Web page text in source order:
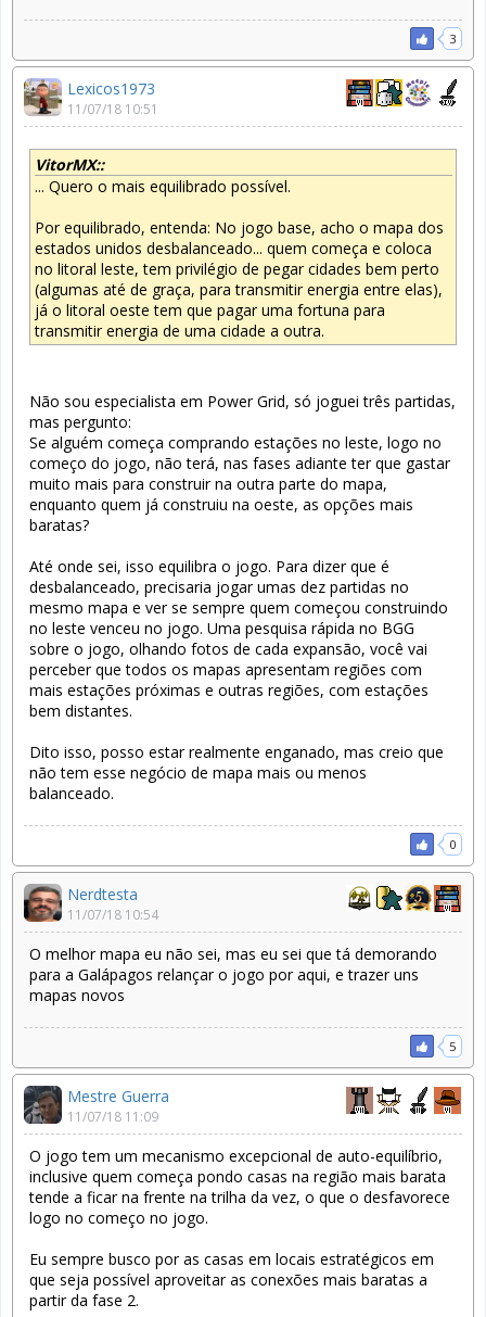
3
Lexicos1973
11/07/18 10:51
VitorMX::
... Quero o mais equilibrado possível.
Por equilibrado, entenda: No jogo base, acho o mapa dos
estados unidos desbalanceado... quem começa e coloca
no litoral leste, tem privilégio de pegar cidades bem perto
(algumas até de graça, para transmitir energia entre elas),
já o litoral oeste tem que pagar uma fortuna para
transmitir energia de uma cidade a outra.
Não sou especialista em Power Grid, só joguei três partidas,
mas pergunto:
Se alguém começa comprando estações no leste, logo no
começo do jogo, não terá, nas fases adiante ter que gastar
muito mais para construir na outra parte do mapa,
enquanto quem já construiu na oeste, as opções mais
baratas?
Até onde sei, isso equilibra o jogo. Para dizer que é
desbalanceado, precisaria jogar umas dez partidas no
mesmo mapa e ver se sempre quem começou construindo
no leste venceu no jogo. Uma pesquisa rápida no BGG
sobre o jogo, olhando fotos de cada expansão, você vai
perceber que todos os mapas apresentam regiões com
mais estações próximas e outras regiões, com estações
bem distantes.
Dito isso, posso estar realmente enganado, mas creio que
não tem esse negócio de mapa mais ou menos
balanceado.
0
Nerdtesta
11/07/18 10:54
O melhor mapa eu não sei, mas eu sei que tá demorando
para a Galápagos relançar o jogo por aqui, e trazer uns
mapas novos
5
Mestre Guerra
11/07/18 11:09
O jogo tem um mecanismo excepcional de auto-equilíbrio,
inclusive quem começa pondo casas na região mais barata
tende a ficar na frente na trilha da vez, o que o desfavorece
logo no começo no jogo.
Eu sempre busco por as casas em locais estratégicos em
que seja possível aproveitar as conexões mais baratas a
partir da fase 2.